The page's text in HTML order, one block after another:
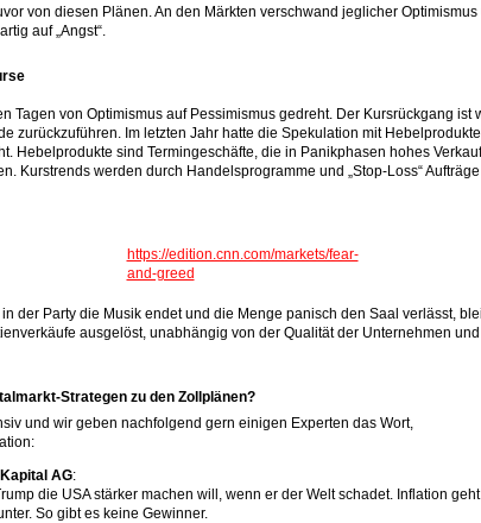
von diesen Plänen. An den Märkten verschwand jeglicher
auf „Angst“.
Tagen von Optimismus auf Pessimismus gedreht. Der Kursrückgang ist
zurückzuführen. Im letzten Jahr hatte die Spekulation mit
Hebelprodukte sind Termingeschäfte, die in Panikphasen hohes
Kurstrends werden durch Handelsprogramme und „Stop-Loss“
https://edition.cnn.com/markets/fear-
and-greed
der Party die Musik endet und die Menge panisch den Saal verlässt,
ausgelöst, unabhängig von der Qualität der Unternehmen
Strategen zu den Zollplänen?
und wir geben nachfolgend gern einigen Experten das Wort,
AG:
die USA stärker machen will, wenn er der Welt schadet. Inflation
So gibt es keine Gewinner.